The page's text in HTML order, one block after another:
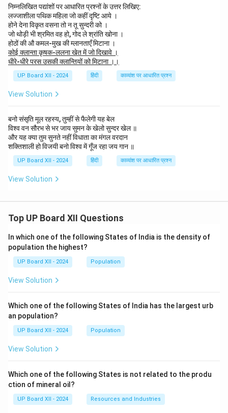
निम्नलिखित पद्यांशों पर आधारित प्रश्नों के उत्तर लिखिए:
लज्जाशीला पथिक महिला जो कहीं दृष्टि आये ।
होने देना विकृत वसना तो न तू सुन्दरी को ।
जो थोड़ी भी श्रमित वह हो, गोद ले श्रांति खोना ।
होठों की औ कमल-मुख की म्लानताएँ मिटाना ।
कोई क्लान्ता कृषक-ललना खेत में जो दिखावे ।
धीरे-धीरे परस उसकी क्लान्तियों को मिटाना ।।
UP Board XII - 2024 हिंदी काव्यांश पर आधारित प्रश्न
View Solution
बनो संसृति मूल रहस्य, तुम्हीं से फैलेगी यह बेल
विश्व वन सौरभ से भर जाय सुमन के खेलो सुन्दर खेल ॥
और यह क्या तुम सुनते नहीं विधाता का मंगल वरदान
शक्तिशाली हो विजयी बनो विश्व में गूँज रहा जय गान ॥
UP Board XII - 2024 हिंदी काव्यांश पर आधारित प्रश्न
View Solution
Top UP Board XII Questions
In which one of the following States of India is the density of
population the highest?
UP Board XII - 2024 Population
View Solution
Which one of the following States of India has the largest urb
an population?
UP Board XII - 2024 Population
View Solution
Which one of the following States is not related to the produ
ction of mineral oil?
UP Board XII - 2024 Resources and Industries